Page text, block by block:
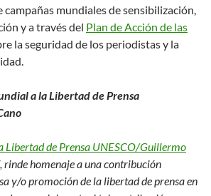
campañas mundiales de sensibilización,
y a través del Plan de Acción de las
la seguridad de los periodistas y la
a la Libertad de Prensa
Libertad de Prensa UNESCO/Guillermo
rinde homenaje a una contribución
y/o promoción de la libertad de prensa en